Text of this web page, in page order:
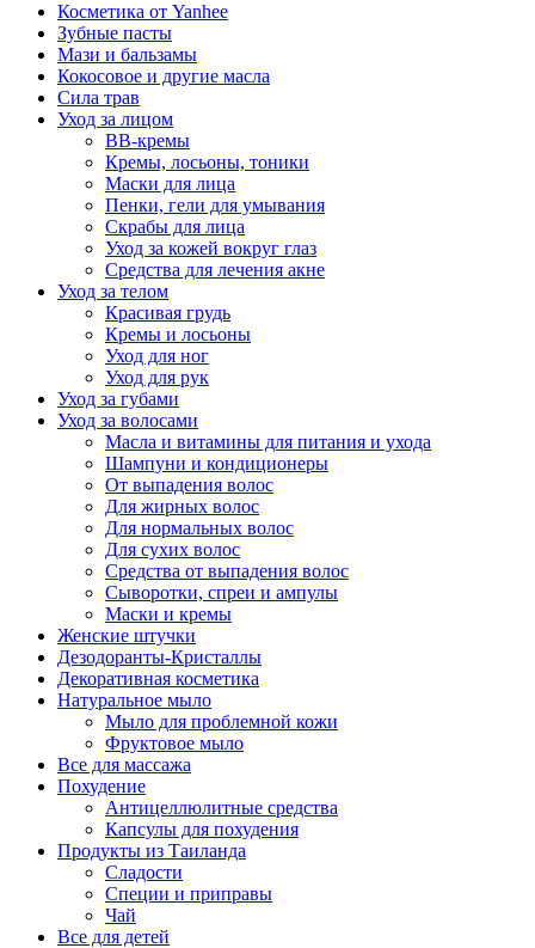
Косметика от Yanhee
Зубные пасты
Мази и бальзамы
Кокосовое и другие масла
Сила трав
Уход за лицом
BB-кремы
Кремы, лосьоны, тоники
Маски для лица
Пенки, гели для умывания
Скрабы для лица
Уход за кожей вокруг глаз
Средства для лечения акне
Уход за телом
Красивая грудь
Кремы и лосьоны
Уход для ног
Уход для рук
Уход за губами
Уход за волосами
Масла и витамины для питания и ухода
Шампуни и кондиционеры
От выпадения волос
Для жирных волос
Для нормальных волос
Для сухих волос
Средства от выпадения волос
Сыворотки, спреи и ампулы
Маски и кремы
Женские штучки
Дезодоранты-Кристаллы
Декоративная косметика
Натуральное мыло
Мыло для проблемной кожи
Фруктовое мыло
Все для массажа
Похудение
Антицеллюлитные средства
Капсулы для похудения
Продукты из Таиланда
Сладости
Специи и приправы
Чай
Все для детей